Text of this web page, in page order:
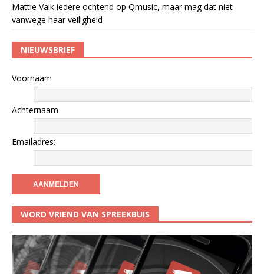
Mattie Valk iedere ochtend op Qmusic, maar mag dat niet
vanwege haar veiligheid
NIEUWSBRIEF
Voornaam
Achternaam
Emailadres:
WORD VRIEND VAN SPREEKBUIS